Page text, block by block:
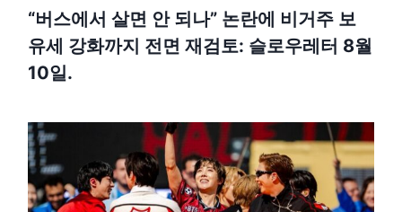
“버스에서 살면 안 되나” 논란에 비거주 보
유세 강화까지 전면 재검토: 슬로우레터 8월
10일.